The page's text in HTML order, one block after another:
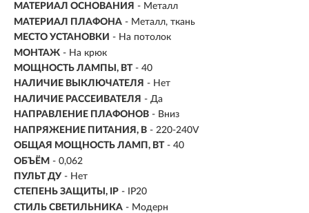
МАТЕРИАЛ ОСНОВАНИЯ - Металл
МАТЕРИАЛ ПЛАФОНА - Металл, ткань
МЕСТО УСТАНОВКИ - На потолок
МОНТАЖ - На крюк
МОЩНОСТЬ ЛАМПЫ, ВТ - 40
НАЛИЧИЕ ВЫКЛЮЧАТЕЛЯ - Нет
НАЛИЧИЕ РАССЕИВАТЕЛЯ - Да
НАПРАВЛЕНИЕ ПЛАФОНОВ - Вниз
НАПРЯЖЕНИЕ ПИТАНИЯ, В - 220-240V
ОБЩАЯ МОЩНОСТЬ ЛАМП, ВТ - 40
ОБЪЁМ - 0,062
ПУЛЬТ ДУ - Нет
СТЕПЕНЬ ЗАЩИТЫ, IP - IP20
СТИЛЬ СВЕТИЛЬНИКА - Модерн